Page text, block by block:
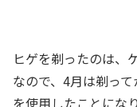
ヒゲを剃ったのは、
なので、4月は剃っ